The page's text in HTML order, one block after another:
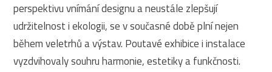
perspektivu vnímání designu a neustále zlepšují
udržitelnost i ekologii, se v současné době plní nejen
během veletrhů a výstav. Poutavé exhibice i instalace
vyzdvihovaly souhru harmonie, estetiky a funkčnosti.